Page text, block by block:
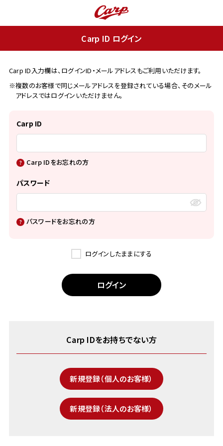
Carp ID ログイン
Carp ID入力欄は、ログインID・メールアドレスもご利用いただけます。
※複数のお客様で同じメールアドレスを登録されている場合、そのメール
アドレスではログインいただけません。
Carp ID
Carp IDをお忘れの方
パスワード
パスワードをお忘れの方
ログインしたままにする
Carp IDをお持ちでない方
新規登録（個人のお客様）
新規登録（法人のお客様）